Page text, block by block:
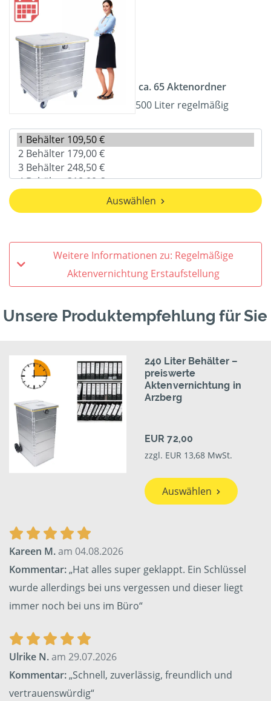
ca. 65 Aktenordner
500 Liter regelmäßig
Auswählen
Weitere Informationen zu: Regelmäßige
Aktenvernichtung Erstaufstellung
Unsere Produktempfehlung für Sie
240 Liter Behälter –
preiswerte
Aktenvernichtung in
Arzberg
EUR 72,00
zzgl. EUR 13,68 MwSt.
Auswählen
Kareen M.am 04.08.2026
Kommentar:„Hat alles super geklappt. Ein Schlüssel
wurde allerdings bei uns vergessen und dieser liegt
immer noch bei uns im Büro“
Ulrike N.am 29.07.2026
Kommentar:„Schnell, zuverlässig, freundlich und
vertrauenswürdig“